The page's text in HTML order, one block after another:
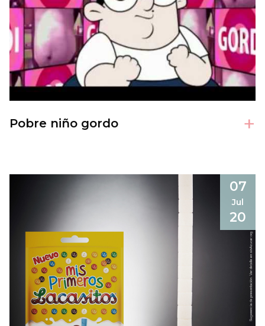
Pobre niño gordo +
07
Jul
20